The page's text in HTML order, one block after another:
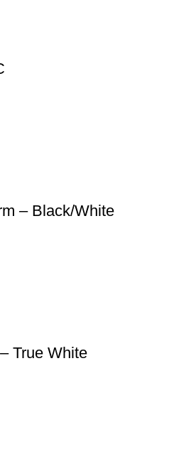
– Black/White
True White